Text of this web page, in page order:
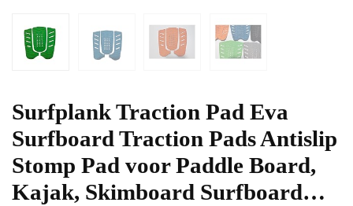
Surfplank Traction Pad Eva
Surfboard Traction Pads Antislip
Stomp Pad voor Paddle Board,
Kajak, Skimboard Surfboard…